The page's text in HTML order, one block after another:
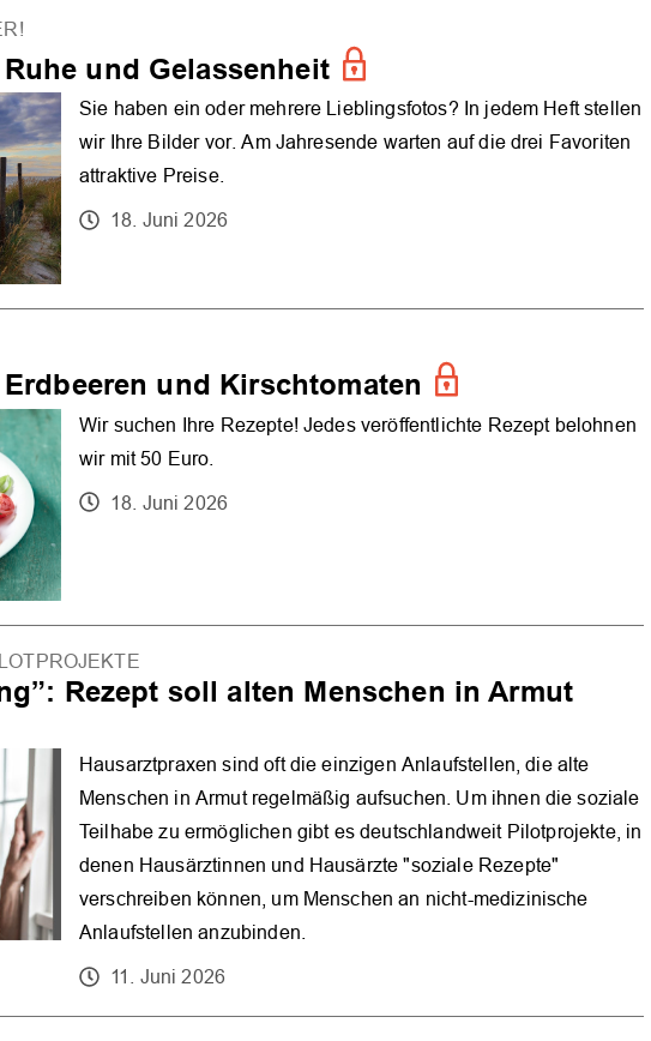
und Gelassenheit
Sie haben ein oder mehrere Lieblingsfotos? In jedem Heft stellen
wir Ihre Bilder vor. Am Jahresende warten auf die drei Favoriten
attraktive Preise.
18. Juni 2026
und Kirschtomaten
Wir suchen Ihre Rezepte! Jedes veröffentlichte Rezept belohnen
wir mit 50 Euro.
18. Juni 2026
Rezept soll alten Menschen in Armut
Hausarztpraxen sind oft die einzigen Anlaufstellen, die alte
Menschen in Armut regelmäßig aufsuchen. Um ihnen die soziale
Teilhabe zu ermöglichen gibt es deutschlandweit Pilotprojekte, in
denen Hausärztinnen und Hausärzte "soziale Rezepte"
verschreiben können, um Menschen an nicht-medizinische
Anlaufstellen anzubinden.
11. Juni 2026